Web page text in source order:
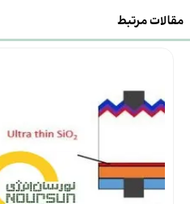
مقالات مرتبط